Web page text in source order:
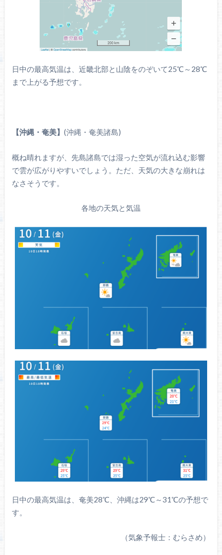
日中の最高気温は、近畿北部と山陰をのぞいて25℃～28℃
まで上がる予想です。
【沖縄・奄美】 (沖縄・奄美諸島)
概ね晴れますが、先島諸島では湿った空気が流れ込む影響
で雲が広がりやすいでしょう。ただ、天気の大きな崩れは
なさそうです。
各地の天気と気温
日中の最高気温は、奄美28℃、沖縄は29℃～31℃の予想で
す。
（気象予報士：むらさめ）